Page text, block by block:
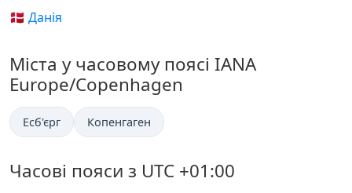
🇩🇰 Данія
Міста у часовому поясі IANA
Europe/Copenhagen
Есб'єрг Копенгаген
Часові пояси з UTC +01:00